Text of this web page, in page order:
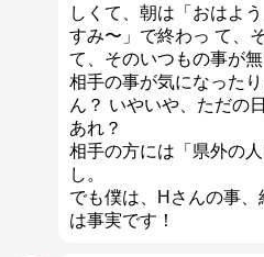
しくて、朝は「おはよ
すみ〜」で終わっ て、
て、そのいつもの事が
相手の事が気になった
ん？ いやいや、ただの
あれ？
相手の方には「県外の
し。
でも僕は、Hさんの事
は事実です！